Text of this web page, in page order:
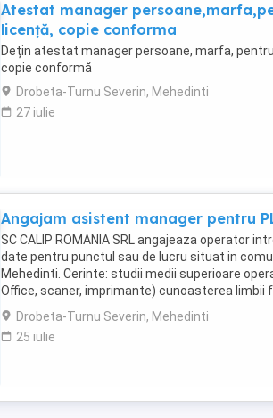
Atestat manager
licență, copie conforma
Dețin atestat manager persoane, marfa,
copie conformă
Drobeta-Turnu Severin, Mehedinti
27 iulie
Angajam asistent manager pentru
SC CALIP ROMANIA SRL angajeaza operator
date pentru punctul sau de lucru situat in
Mehedinti. Cerinte: studii medii superioare
Office, scaner, imprimante) cunoasterea limbii
este un avantaj abilitati excelente ...
Drobeta-Turnu Severin, Mehedinti
25 iulie